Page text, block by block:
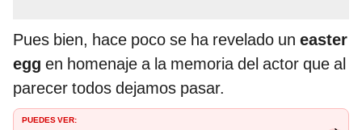
Pues bien, hace poco se ha revelado un easter
egg en homenaje a la memoria del actor que al
parecer todos dejamos pasar.
PUEDES VER: